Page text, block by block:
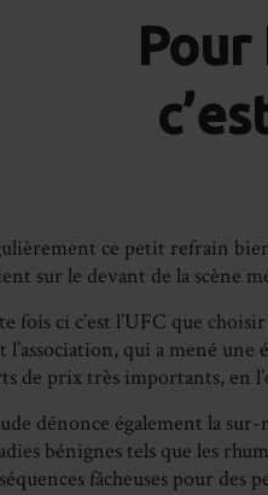
Pour
ce petit refrain
sur le devant de la scène
fois ci c’est l’UFC que
l’association, qui a mené
de prix très importants, en
dénonce également la
bénignes tels que les
fâcheuses pour des